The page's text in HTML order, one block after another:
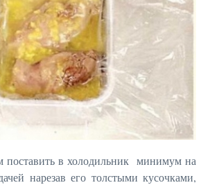
поставить в холодильник минимум на
нарезав его толстыми кусочками,